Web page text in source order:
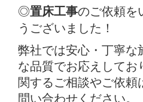
◎置床工事のご依頼を
うございました！
弊社では安心・丁寧
な品質でお応えしてお
関するご相談やご依頼
問い合わせください。